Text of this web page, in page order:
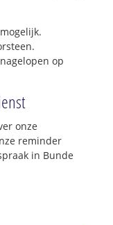
op
onze
reminder
in Bunde